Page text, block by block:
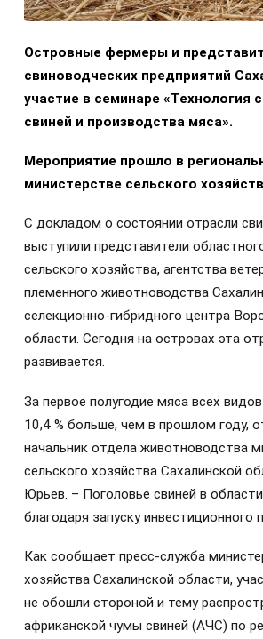
Островные фермеры и
свиноводческих предприятий
участие в семинаре «Технология
свиней и производства мяса».
Мероприятие прошло в
министерстве сельского
С докладом о состоянии отрасли
выступили представители
сельского хозяйства, агентства
племенного животноводства
селекционно-гибридного центра
области. Сегодня на островах эта
развивается.
За первое полугодие мяса всех
10,4 % больше, чем в прошлом году,
начальник отдела животноводства
сельского хозяйства Сахалинской
Юрьев. – Поголовье свиней в
благодаря запуску инвестиционного
Как сообщает пресс-служба
хозяйства Сахалинской области,
не обошли стороной и тему
африканской чумы свиней (АЧС) по